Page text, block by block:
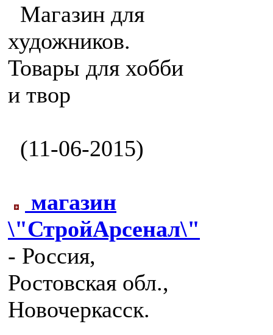
Магазин для
художников.
Товары для хобби
и твор
(11-06-2015)
магазин
\"СтройАрсенал\"
- Россия,
Ростовская обл.,
Новочеркасск.